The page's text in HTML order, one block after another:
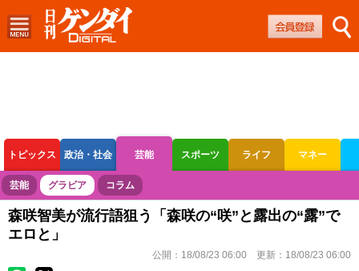
トピックス 政治・社会 芸能 スポーツ ライフ マネー
ボートレース 競輪 オートレース
芸能 グラビア コラム
森咲智美が流行語狙う「森咲の“咲”と露出の“露”で
エロと」
公開： 18/08/23 06:00 更新： 18/08/23 06:00